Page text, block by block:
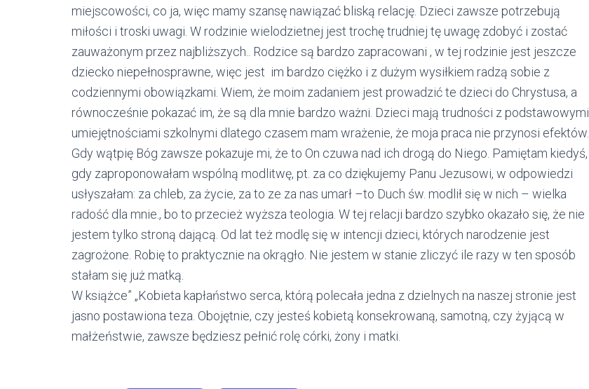
miejscowości, co ja, więc mamy szansę nawiązać bliską relację. Dzieci zawsze potrzebują
miłości i troski uwagi. W rodzinie wielodzietnej jest trochę trudniej tę uwagę zdobyć i zostać
zauważonym przez najbliższych.. Rodzice są bardzo zapracowani , w tej rodzinie jest jeszcze
dziecko niepełnosprawne, więc jest im bardzo ciężko i z dużym wysiłkiem radzą sobie z
codziennymi obowiązkami. Wiem, że moim zadaniem jest prowadzić te dzieci do Chrystusa, a
równocześnie pokazać im, że są dla mnie bardzo ważni. Dzieci mają trudności z podstawowymi
umiejętnościami szkolnymi dlatego czasem mam wrażenie, że moja praca nie przynosi efektów.
Gdy wątpię Bóg zawsze pokazuje mi, że to On czuwa nad ich drogą do Niego. Pamiętam kiedyś,
gdy zaproponowałam wspólną modlitwę, pt. za co dziękujemy Panu Jezusowi, w odpowiedzi
usłyszałam: za chleb, za życie, za to ze za nas umarł –to Duch św. modlił się w nich – wielka
radość dla mnie., bo to przecież wyższa teologia. W tej relacji bardzo szybko okazało się, że nie
jestem tylko stroną dającą. Od lat też modlę się w intencji dzieci, których narodzenie jest
zagrożone. Robię to praktycznie na okrągło. Nie jestem w stanie zliczyć ile razy w ten sposób
stałam się już matką.
W książce” „Kobieta kapłaństwo serca, którą polecała jedna z dzielnych na naszej stronie jest
jasno postawiona teza. Obojętnie, czy jesteś kobietą konsekrowaną, samotną, czy żyjącą w
małżeństwie, zawsze będziesz pełnić rolę córki, żony i matki.